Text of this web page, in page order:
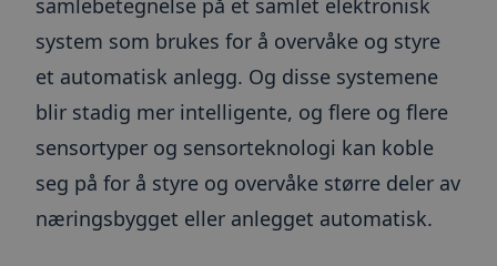
samlebetegnelse på et samlet elektronisk
system som brukes for å overvåke og styre
et automatisk anlegg. Og disse systemene
blir stadig mer intelligente, og flere og flere
sensortyper og sensorteknologi kan koble
seg på for å styre og overvåke større deler av
næringsbygget eller anlegget automatisk.